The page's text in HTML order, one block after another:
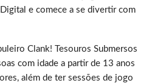
e comece a se divertir com
Clank! Tesouros Submersos
com idade a partir de 13 anos
além de ter sessões de jogo